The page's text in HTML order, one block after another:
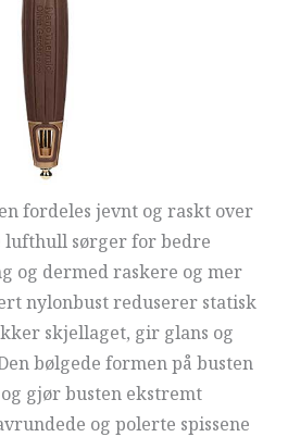
fordeles jevnt og raskt over
lufthull sørger for bedre
og dermed raskere og mer
nylonbust reduserer statisk
skjellaget, gir glans og
bølgede formen på busten
gjør busten ekstremt
og polerte spissene